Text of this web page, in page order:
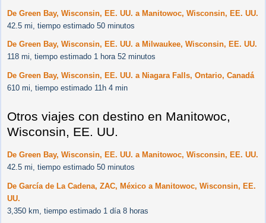
De Green Bay, Wisconsin, EE. UU. a Manitowoc, Wisconsin, EE. UU.
42.5 mi, tiempo estimado 50 minutos
De Green Bay, Wisconsin, EE. UU. a Milwaukee, Wisconsin, EE. UU.
118 mi, tiempo estimado 1 hora 52 minutos
De Green Bay, Wisconsin, EE. UU. a Niagara Falls, Ontario, Canadá
610 mi, tiempo estimado 11h 4 min
Otros viajes con destino en Manitowoc,
Wisconsin, EE. UU.
De Green Bay, Wisconsin, EE. UU. a Manitowoc, Wisconsin, EE. UU.
42.5 mi, tiempo estimado 50 minutos
De García de La Cadena, ZAC, México a Manitowoc, Wisconsin, EE.
UU.
3,350 km, tiempo estimado 1 día 8 horas